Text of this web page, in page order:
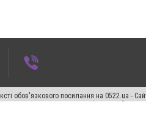
обов'язкового посилання на 0522.ua -
виняткових прав переслідується